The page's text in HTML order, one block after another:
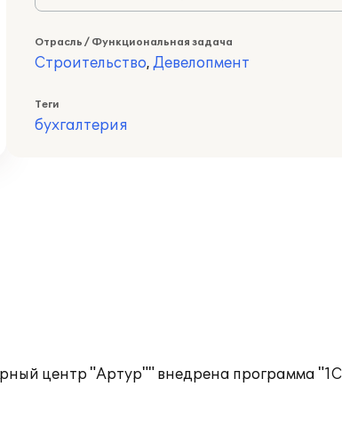
Отрасль / Функциональная задача
Строительство, Девелопмент
Теги
бухгалтерия
центр "Артур"" внедрена программа